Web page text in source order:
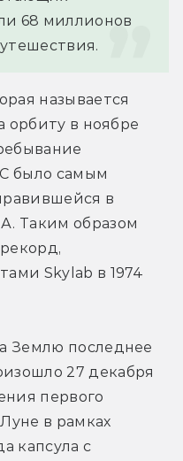
68 миллионов
называется
орбиту в ноябре
было самым
в
Таким образом
Skylab в 1974
Землю последнее
27 декабря
первого
в рамках
капсула с